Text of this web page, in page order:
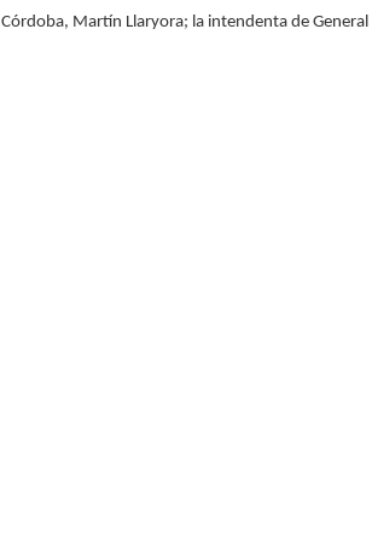
Córdoba, Martín Llaryora; la intendenta de General